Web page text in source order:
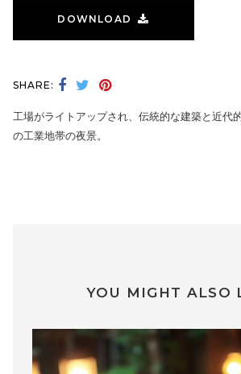
DOWNLOAD
SHARE:
工場がライトアップされ、伝統的な建築と近代
の工業地帯の夜景。
YOU MIGHT ALSO